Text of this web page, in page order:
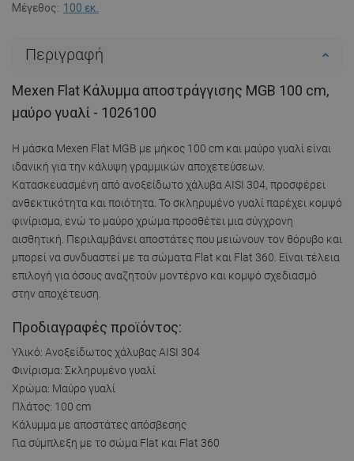
Μέγεθος: 100 εκ.
Περιγραφή
Mexen Flat Κάλυμμα αποστράγγισης MGB 100 cm,
μαύρο γυαλί - 1026100
Η μάσκα Mexen Flat MGB με μήκος 100 cm και μαύρο γυαλί είναι
ιδανική για την κάλυψη γραμμικών αποχετεύσεων.
Κατασκευασμένη από ανοξείδωτο χάλυβα AISI 304, προσφέρει
ανθεκτικότητα και ποιότητα. Το σκληρυμένο γυαλί παρέχει κομψό
φινίρισμα, ενώ το μαύρο χρώμα προσθέτει μια σύγχρονη
αισθητική. Περιλαμβάνει αποστάτες που μειώνουν τον θόρυβο και
μπορεί να συνδυαστεί με τα σώματα Flat και Flat 360. Είναι τέλεια
επιλογή για όσους αναζητούν μοντέρνο και κομψό σχεδιασμό
στην αποχέτευση.
Προδιαγραφές προϊόντος:
Υλικό: Ανοξείδωτος χάλυβας AISI 304
Φινίρισμα: Σκληρυμένο γυαλί
Χρώμα: Μαύρο γυαλί
Πλάτος: 100 cm
Κάλυμμα με αποστάτες απόσβεσης
Για σύμπλεξη με το σώμα Flat και Flat 360